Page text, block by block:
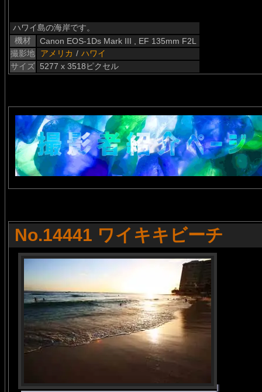
ハワイ島の海岸です。
機材
Canon EOS-1Ds Mark III , EF 135mm F2L
撮影地
アメリカ / ハワイ
サイズ 5277 x 3518ピクセル
No.14441 ワイキキビーチ